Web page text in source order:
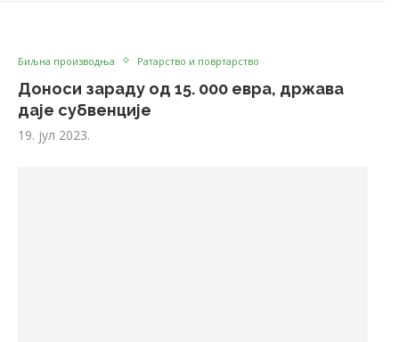
Биљна производња Ратарство и повртарство
Доноси зараду од 15. 000 евра, држава
даје субвенције
19. јул 2023.